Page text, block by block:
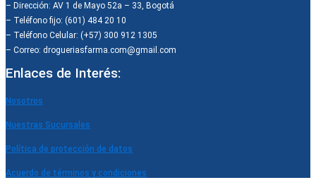
– Dirección: AV 1 de Mayo 52a – 33, Bogotá
– Teléfono fijo: (601) 484 20 10
– Teléfono Celular: (+57) 300 912 1305
– Correo: drogueriasfarma.com@gmail.com
Enlaces de Interés:
Nosotros
Nuestras Sucursales
Política de protección de datos
Acuerdo de términos y condiciones